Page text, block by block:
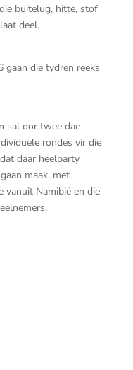
buitelug, hitte, stof
deel.
die tydren reeks
sal oor twee dae
rondes vir die
daar heelparty
maak, met
vanuit Namibië en die